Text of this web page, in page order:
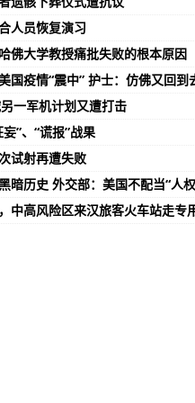
人员恢复演习
佛大学教授痛批失败的根本原因
国疫情“震中” 护士：仿佛又回到
一军机计划又遭打击
”、“谎报”战果
试射再遭失败
暗历史 外交部：美国不配当“人
中高风险区来汉旅客火车站走专